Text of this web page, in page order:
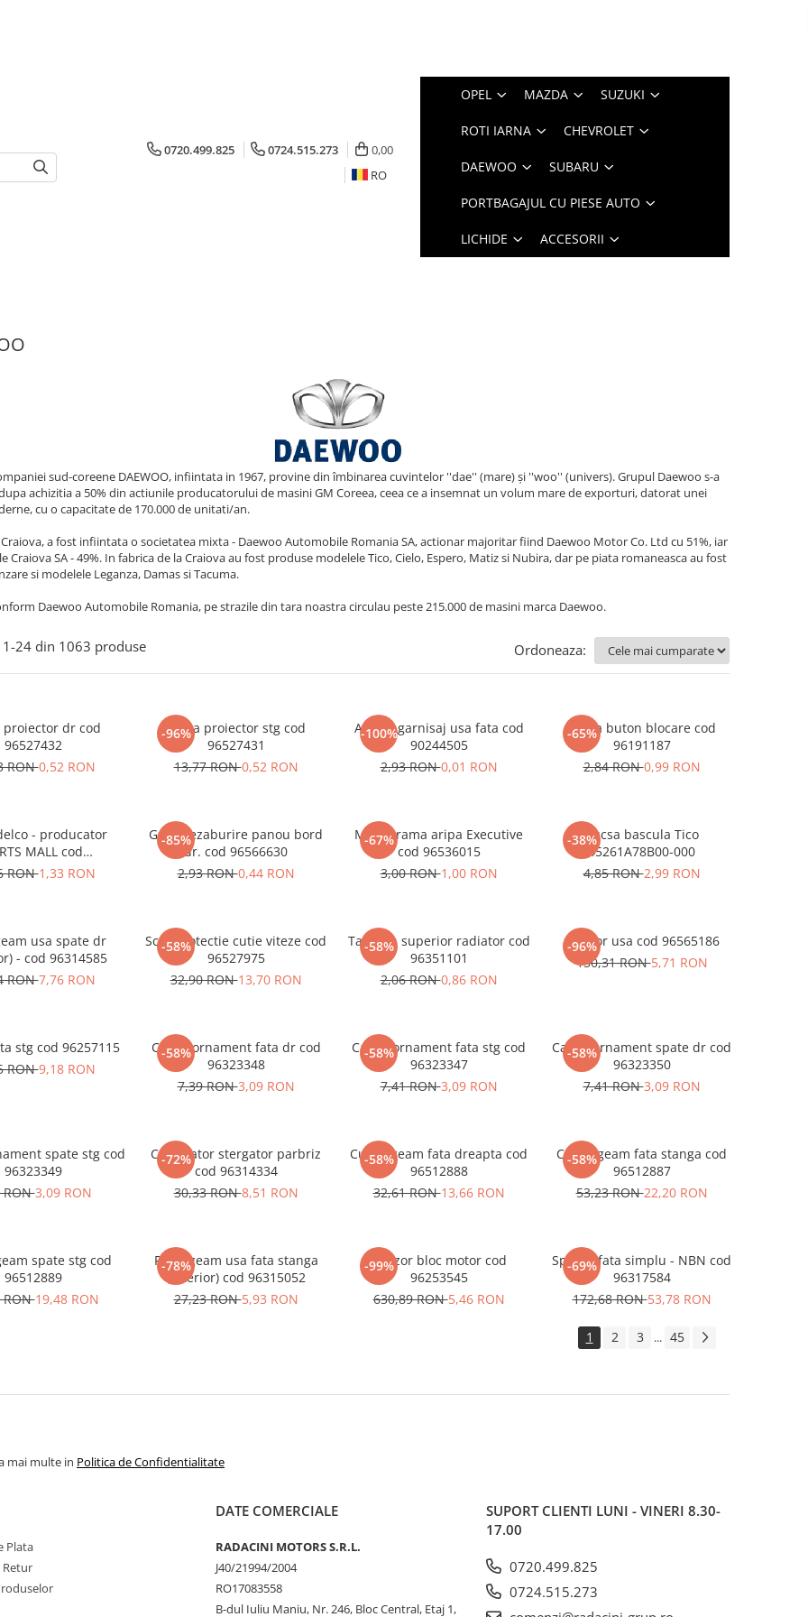
0720.499.825 0724.515.273
0,00
RO
OPEL MAZDA SUZUKI
ROTI IARNA CHEVROLET
DAEWOO SUBARU
PORTBAGAJUL CU PIESE AUTO
LICHIDE ACCESORII
sud-coreene DAEWOO, infiintata in 1967, provine din îmbinarea cuvintelor ''dae'' (mare) și ''woo'' (univers). Grupul Daewoo s-a
achizitia a 50% din actiunile producatorului de masini GM Coreea, ceea ce a insemnat un volum mare de exporturi, datorat unei
cu o capacitate de 170.000 de unitati/an.
Craiova, a fost infiintata o societatea mixta - Daewoo Automobile Romania SA, actionar majoritar fiind Daewoo Motor Co. Ltd cu 51%, iar
Craiova SA - 49%. In fabrica de la Craiova au fost produse modelele Tico, Cielo, Espero, Matiz si Nubira, dar pe piata romaneasca au fost
si modelele Leganza, Damas si Tacuma.
Daewoo Automobile Romania, pe strazile din tara noastra circulau peste 215.000 de masini marca Daewoo.
1-24 din 1063 produse Ordoneaza:
proiector dr cod
96527432
RON0,52 RON
-96%
Rama proiector stg cod
96527431
13,77 RON0,52 RON
-100%
Agrafa garnisaj usa fata cod
90244505
2,93 RON0,01 RON
-65%
Rama buton blocare cod
96191187
2,84 RON0,99 RON
- producator
MALL cod
000
RON1,33 RON
-85%
Grila dezaburire panou bord
dr. cod 96566630
2,93 RON0,44 RON
-67%
Monograma aripa Executive
cod 96536015
3,00 RON1,00 RON
-38%Bucsa bascula Tico
45261A78B00-000
4,85 RON2,99 RON
usa spate dr
- cod 96314585
RON7,76 RON
-58%
Scut protectie cutie viteze cod
96527975
32,90 RON13,70 RON
-58%
Tampon superior radiator cod
96351101
2,06 RON0,86 RON
-96%
Opritor usa cod 96565186
150,31 RON5,71 RON
stg cod 96257115
RON9,18 RON
-58%
Capac ornament fata dr cod
96323348
7,39 RON3,09 RON
-58%
Capac ornament fata stg cod
96323347
7,41 RON3,09 RON
-58%
Capac ornament spate dr cod
96323350
7,41 RON3,09 RON
spate stg cod
96323349
RON3,09 RON
-72%
Comutator stergator parbriz
cod 96314334
30,33 RON8,51 RON
-58%
Culisa geam fata dreapta cod
96512888
32,61 RON13,66 RON
-58%
Culisa geam fata stanga cod
96512887
53,23 RON22,20 RON
spate stg cod
96512889
RON19,48 RON
-78%
Perie geam usa fata stanga
(interior) cod 96315052
27,23 RON5,93 RON
-99%
Senzor bloc motor cod
96253545
630,89 RON5,46 RON
-69%
Spoiler fata simplu - NBN cod
96317584
172,68 RON53,78 RON
1 2 3 ... 45
mai multe in Politica de Confidentialitate
Plata
Retur
DATE COMERCIALE
RADACINI MOTORS S.R.L.
J40/21994/2004
RO17083558
B-dul Iuliu Maniu, Nr. 246, Bloc Central, Etaj 1,
SUPORT CLIENTI LUNI - VINERI 8.30-
17.00
0720.499.825
0724.515.273